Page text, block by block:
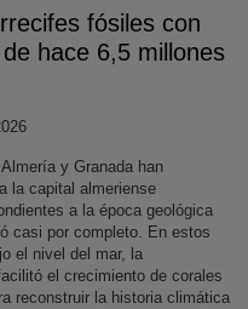
fósiles con
hace 6,5 millones
y Granada han
la capital almeriense
a la época geológica
casi por completo. En estos
el nivel del mar, la
el crecimiento de corales
reconstruir la historia climática